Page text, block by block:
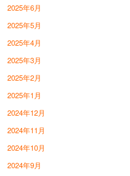
2025年6月
2025年5月
2025年4月
2025年3月
2025年2月
2025年1月
2024年12月
2024年11月
2024年10月
2024年9月